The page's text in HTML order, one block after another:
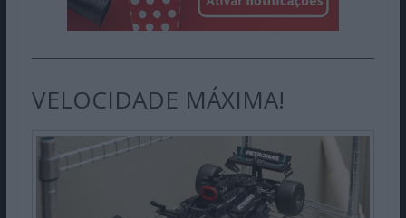
VELOCIDADE MÁXIMA!